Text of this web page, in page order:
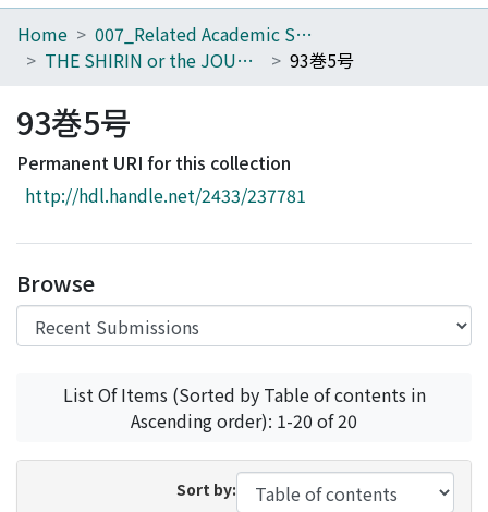
Home
Browse
Download Ranking
Access Statistics
Home
007_Related Academic Societies
THE SHIRIN or the JOURNAL OF HISTORY
93巻5号
93巻5号
Permanent URI for this collection
http://hdl.handle.net/2433/237781
Browse
List Of Items (Sorted by Table of contents in
Ascending order): 1-20 of 20
Sort by: